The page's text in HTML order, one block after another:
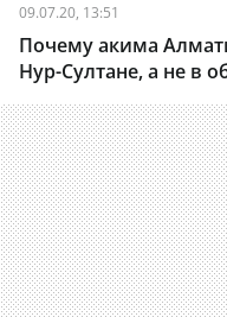
09.07.20, 13:51
Почему акима
Нур-Султане, а не в